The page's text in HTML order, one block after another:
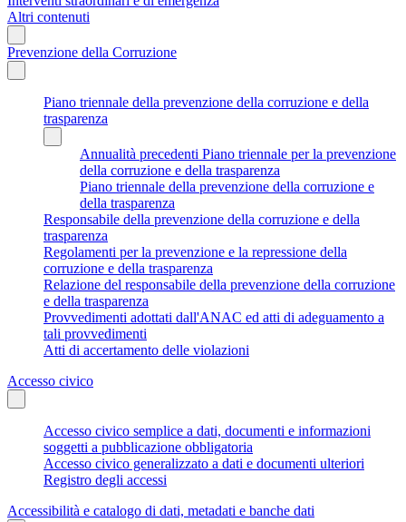
Altri contenuti
Prevenzione della Corruzione
Piano triennale della prevenzione della corruzione e della
trasparenza
Annualità precedenti Piano triennale per la prevenzione
della corruzione e della trasparenza
Piano triennale della prevenzione della corruzione e
della trasparenza
Responsabile della prevenzione della corruzione e della
trasparenza
Regolamenti per la prevenzione e la repressione della
corruzione e della trasparenza
Relazione del responsabile della prevenzione della corruzione
e della trasparenza
Provvedimenti adottati dall'ANAC ed atti di adeguamento a
tali provvedimenti
Atti di accertamento delle violazioni
Accesso civico
Accesso civico semplice a dati, documenti e informazioni
soggetti a pubblicazione obbligatoria
Accesso civico generalizzato a dati e documenti ulteriori
Registro degli accessi
Accessibilità e catalogo di dati, metadati e banche dati